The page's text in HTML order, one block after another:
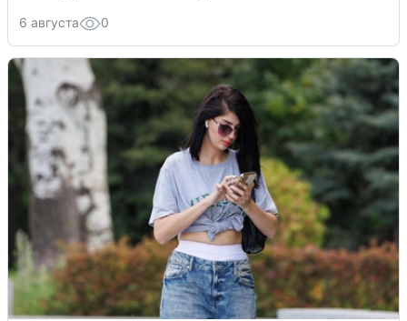
6 августа 0